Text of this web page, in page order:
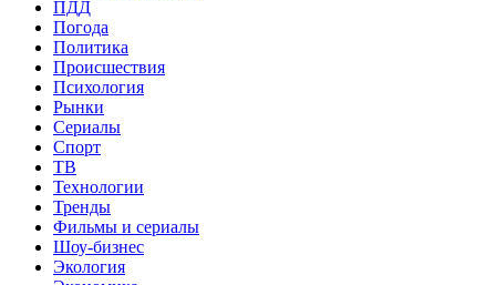
ПДД
Погода
Политика
Происшествия
Психология
Рынки
Сериалы
Спорт
ТВ
Технологии
Тренды
Фильмы и сериалы
Шоу-бизнес
Экология